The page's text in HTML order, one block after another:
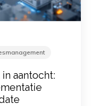
aantocht: